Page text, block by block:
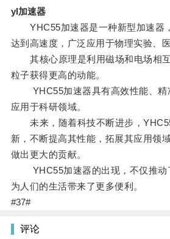
yl加速器
YHC55加速器是一种新型加速器
达到高速度，广泛应用于物理实验、
其核心原理是利用磁场和电场相互
粒子获得更高的动能。
YHC55加速器具有高效性能、精
应用于科研领域。
未来，随着科技不断进步，
新，不断提高其性能，拓展其应用领
做出更大的贡献。
YHC55加速器的出现，不仅推动
为人们的生活带来了更多便利。
#37#
评论